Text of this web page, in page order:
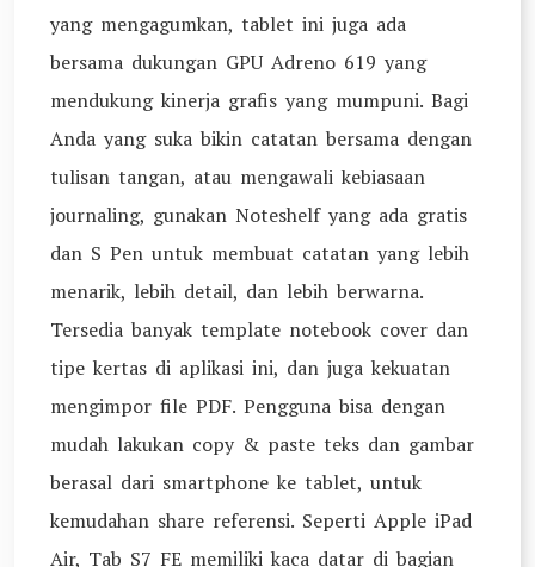
yang mengagumkan, tablet ini juga ada
bersama dukungan GPU Adreno 619 yang
mendukung kinerja grafis yang mumpuni. Bagi
Anda yang suka bikin catatan bersama dengan
tulisan tangan, atau mengawali kebiasaan
journaling, gunakan Noteshelf yang ada gratis
dan S Pen untuk membuat catatan yang lebih
menarik, lebih detail, dan lebih berwarna.
Tersedia banyak template notebook cover dan
tipe kertas di aplikasi ini, dan juga kekuatan
mengimpor file PDF. Pengguna bisa dengan
mudah lakukan copy & paste teks dan gambar
berasal dari smartphone ke tablet, untuk
kemudahan share referensi. Seperti Apple iPad
Air, Tab S7 FE memiliki kaca datar di bagian